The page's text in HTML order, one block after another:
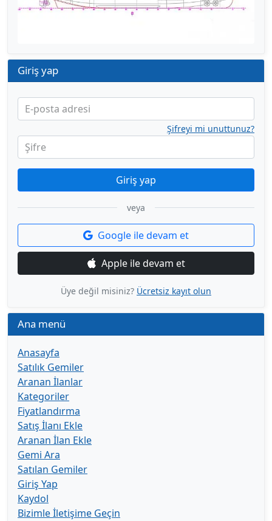
Giriş yap
E-posta adresi
Şifre
Şifreyi mi unuttunuz?
Giriş yap
veya
Google ile devam et
Apple ile devam et
Üye değil misiniz? Ücretsiz kayıt olun
Ana menü
Anasayfa
Satılık Gemiler
Aranan İlanlar
Kategoriler
Fiyatlandırma
Satış İlanı Ekle
Aranan İlan Ekle
Gemi Ara
Satılan Gemiler
Giriş Yap
Kaydol
Bizimle İletişime Geçin